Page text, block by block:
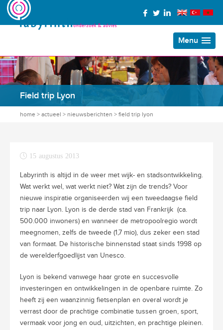
Menu
Field trip Lyon
home > actueel > nieuwsberichten > field trip lyon
15 augustus 2013
Labyrinth is altijd in de weer met wijk- en stadsontwikkeling.
Wat werkt wel, wat werkt niet? Wat zijn de trends? Voor
nieuwe inspiratie organiseerden wij een tweedaagse field
trip naar Lyon. Lyon is de derde stad van Frankrijk (ca.
500.000 inwoners) en wanneer de metropoolregio wordt
meegnomen, zelfs de tweede (1,7 mio), dus zeker een stad
van formaat. De historische binnenstad staat sinds 1998 op
de werelderfgoedlijst van Unesco.
Lyon is bekend vanwege haar grote en succesvolle
investeringen en ontwikkelingen in de openbare ruimte. Zo
heeft zij een waanzinnig fietsenplan en overal wordt je
verrast door de prachtige combinatie tussen groen, sport,
vermaak voor jong en oud, uitzichten, en prachtige pleinen.